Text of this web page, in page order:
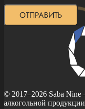
ОТПРАВИТЬ
© 2017–2026 Saba Nine
алкогольной